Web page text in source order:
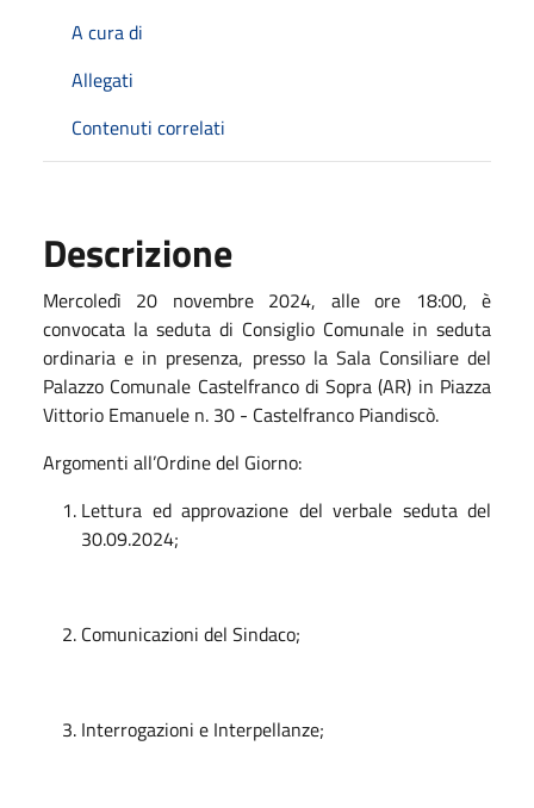
A cura di
Allegati
Contenuti correlati
Descrizione
Mercoledì 20 novembre 2024, alle ore 18:00, è
convocata la seduta di Consiglio Comunale in seduta
ordinaria e in presenza, presso la Sala Consiliare del
Palazzo Comunale Castelfranco di Sopra (AR) in Piazza
Vittorio Emanuele n. 30 - Castelfranco Piandiscò.
Argomenti all’Ordine del Giorno:
Lettura ed approvazione del verbale seduta del
30.09.2024;
Comunicazioni del Sindaco;
Interrogazioni e Interpellanze;